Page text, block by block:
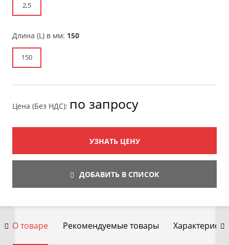
2,5
Длина (L) в мм: 150
150
Цена (Без НДС): по запросу
УЗНАТЬ ЦЕНУ
ДОБАВИТЬ В СПИСОК
О товаре Рекомендуемые товары